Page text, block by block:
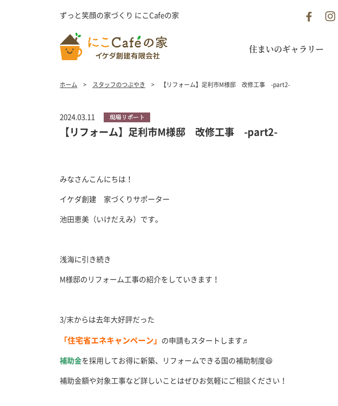
ずっと笑顔の家づくり にこCafeの家
住まいのギャラリー
ホーム スタッフのつぶやき 【リフォーム】足利市M様邸 改修工事 -part2-
2024.03.11
【リフォーム】足利市M様邸 改修工事 -part2-
みなさんこんにちは！
イケダ創建 家づくりサポーター
池田恵美（いけだえみ）です。
浅海に引き続き
M様邸のリフォーム工事の紹介をしていきます！
3/末からは去年大好評だった
「住宅省エネキャンペーン」 の申請もスタートします♬
補助金を採用してお得に新築、リフォームできる国の補助制度😆
補助金額や対象工事など詳しいことはぜひお気軽にご相談ください！